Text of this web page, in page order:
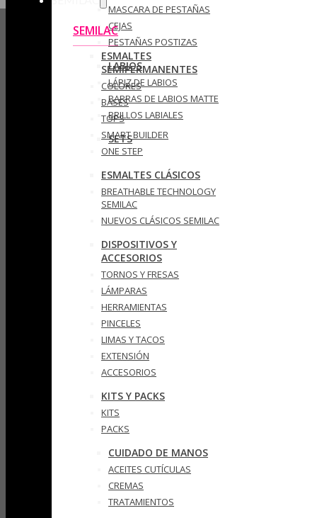
MASCARA DE PESTAÑAS
CEJAS
PESTAÑAS POSTIZAS
LABIOS
LÁPIZ DE LABIOS
BARRAS DE LABIOS MATTE
BRILLOS LABIALES
SETS
SEMILAC
ESMALTES
SEMIPERMANENTES
COLORES
BASES
TOPS
SMART BUILDER
ONE STEP
ESMALTES CLÁSICOS
BREATHABLE TECHNOLOGY
SEMILAC
NUEVOS CLÁSICOS SEMILAC
DISPOSITIVOS Y
ACCESORIOS
TORNOS Y FRESAS
LÁMPARAS
HERRAMIENTAS
PINCELES
LIMAS Y TACOS
EXTENSIÓN
ACCESORIOS
KITS Y PACKS
KITS
PACKS
CUIDADO DE MANOS
ACEITES CUTÍCULAS
CREMAS
TRATAMIENTOS